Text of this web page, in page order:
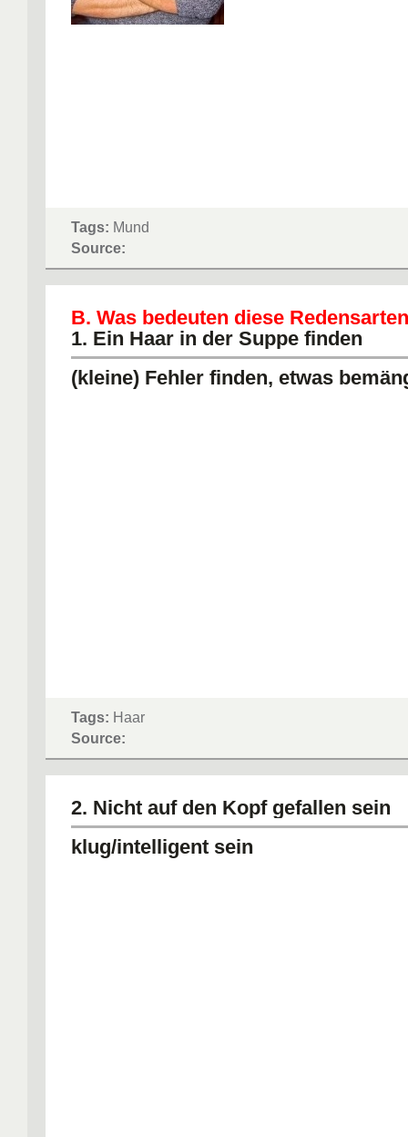
Tags: Mund
Source:
B. Was bedeuten diese
1. Ein Haar in der Suppe finden
(kleine) Fehler finden, etwas
Tags: Haar
Source:
2. Nicht auf den Kopf gefallen sein
klug/intelligent sein